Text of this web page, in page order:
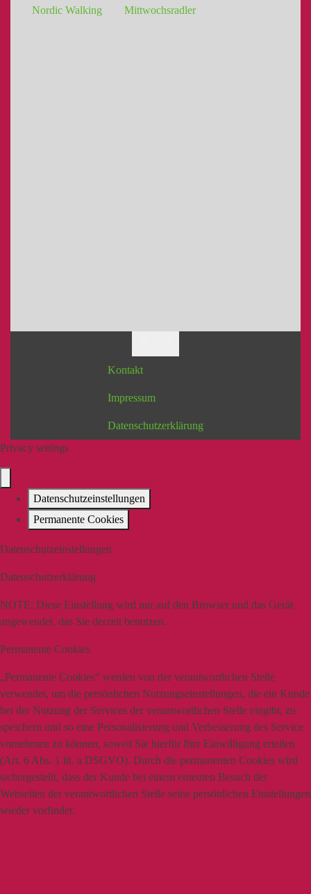
Nordic Walking Mittwochsradler
Kontakt
Impressum
Datenschutzerklärung
Privacy settings
Datenschutzeinstellungen
Permanente Cookies
Datenschutzeinstellungen
Datenschutzerklärung
NOTE: Diese Einstellung wird nur auf den Browser und das Gerät
angewendet, das Sie derzeit benutzen.
Permanente Cookies
„Permanente Cookies“ werden von der verantwortlichen Stelle
verwendet, um die persönlichen Nutzungseinstellungen, die ein Kunde
bei der Nutzung der Services der verantwortlichen Stelle eingibt, zu
speichern und so eine Personalisierung und Verbesserung des Service
vornehmen zu können, soweit Sie hierfür Ihre Einwilligung erteilen
(Art. 6 Abs. 1 lit. a DSGVO). Durch die permanenten Cookies wird
sichergestellt, dass der Kunde bei einem erneuten Besuch der
Webseiten der verantwortlichen Stelle seine persönlichen Einstellungen
wieder vorfindet.